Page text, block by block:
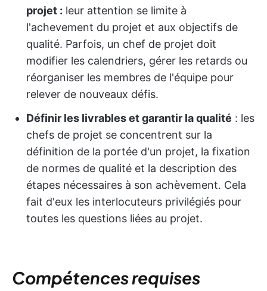
projet : leur attention se limite à
l'achevement du projet et aux objectifs de
qualité. Parfois, un chef de projet doit
modifier les calendriers, gérer les retards ou
réorganiser les membres de l'équipe pour
relever de nouveaux défis.
Définir les livrables et garantir la qualité : les
chefs de projet se concentrent sur la
définition de la portée d'un projet, la fixation
de normes de qualité et la description des
étapes nécessaires à son achèvement. Cela
fait d'eux les interlocuteurs privilégiés pour
toutes les questions liées au projet.
Compétences requises